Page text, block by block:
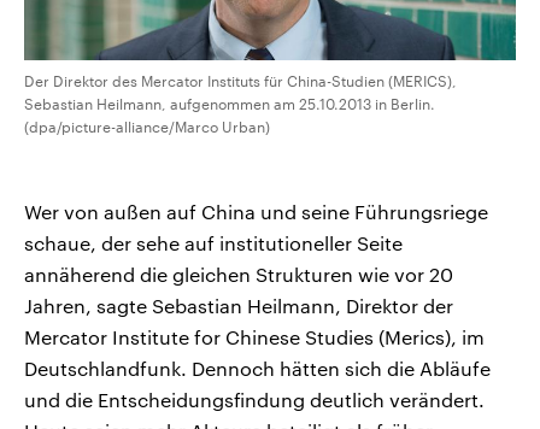
Der Direktor des Mercator Instituts für China-Studien (MERICS),
Sebastian Heilmann, aufgenommen am 25.10.2013 in Berlin.
(dpa/picture-alliance/Marco Urban)
Wer von außen auf China und seine Führungsriege
schaue, der sehe auf institutioneller Seite
annäherend die gleichen Strukturen wie vor 20
Jahren, sagte Sebastian Heilmann, Direktor der
Mercator Institute for Chinese Studies (Merics), im
Deutschlandfunk. Dennoch hätten sich die Abläufe
und die Entscheidungsfindung deutlich verändert.